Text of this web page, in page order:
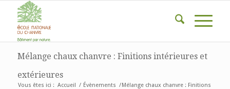
Mélange chaux chanvre : Finitions intérieures et
extérieures
Vous êtes ici : Accueil / Évènements /Mélange chaux chanvre : Finitions